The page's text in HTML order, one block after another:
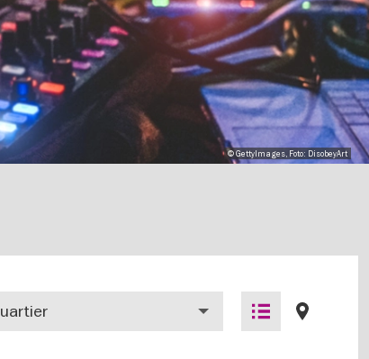
© GettyImages, Foto: DisobeyArt
List
view
Map
view